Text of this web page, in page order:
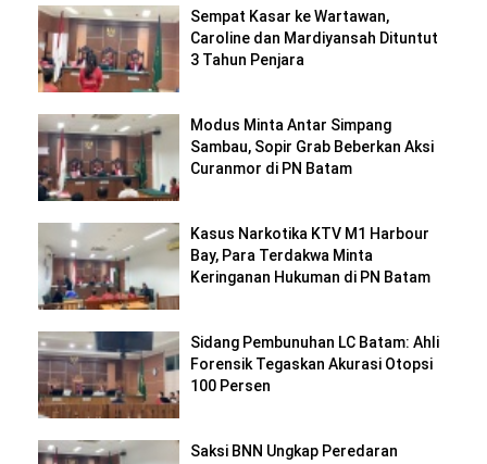
Sempat Kasar ke Wartawan,
Caroline dan Mardiyansah Dituntut
3 Tahun Penjara
Modus Minta Antar Simpang
Sambau, Sopir Grab Beberkan Aksi
Curanmor di PN Batam
Kasus Narkotika KTV M1 Harbour
Bay, Para Terdakwa Minta
Keringanan Hukuman di PN Batam
Sidang Pembunuhan LC Batam: Ahli
Forensik Tegaskan Akurasi Otopsi
100 Persen
Saksi BNN Ungkap Peredaran